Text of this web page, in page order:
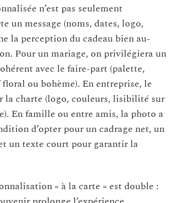
n’est pas seulement
un message (noms, dates, logo,
la perception du cadeau bien au-
Pour un mariage, on privilégiera un
avec le faire-part (palette,
ou bohème). En entreprise, le
la charte (logo, couleurs, lisibilité sur
En famille ou entre amis, la photo a
d’opter pour un cadrage net, un
un texte court pour garantir la
« à la carte » est double :